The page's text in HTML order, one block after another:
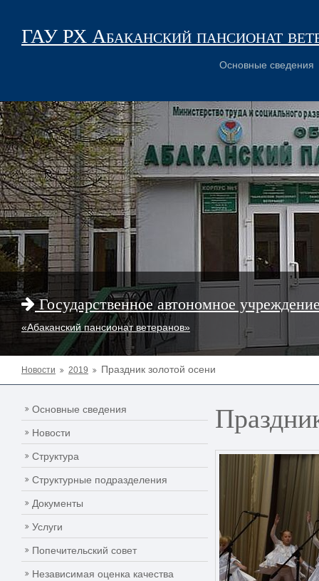
ГАУ РХ Абаканский пансионат
Основные сведения
Государственное автономное
«Абаканский пансионат ветеранов»
Новости 2019 Праздник золотой осени
Основные сведения
Новости
Структура
Структурные подразделения
Документы
Услуги
Попечительский совет
Независимая оценка качества